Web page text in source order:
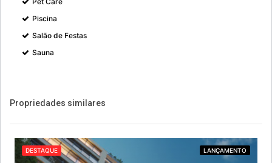
Piscina
Salão de Festas
Sauna
Propriedades similares
DESTAQUE LANÇAMENTO